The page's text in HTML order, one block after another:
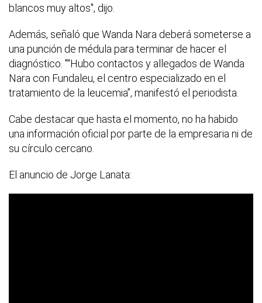
blancos muy altos", dijo.
Además, señaló que Wanda Nara deberá someterse a
una punción de médula para terminar de hacer el
diagnóstico. "“Hubo contactos y allegados de Wanda
Nara con Fundaleu, el centro especializado en el
tratamiento de la leucemia”, manifestó el periodista.
Cabe destacar que hasta el momento, no ha habido
una información oficial por parte de la empresaria ni de
su círculo cercano.
El anuncio de Jorge Lanata: